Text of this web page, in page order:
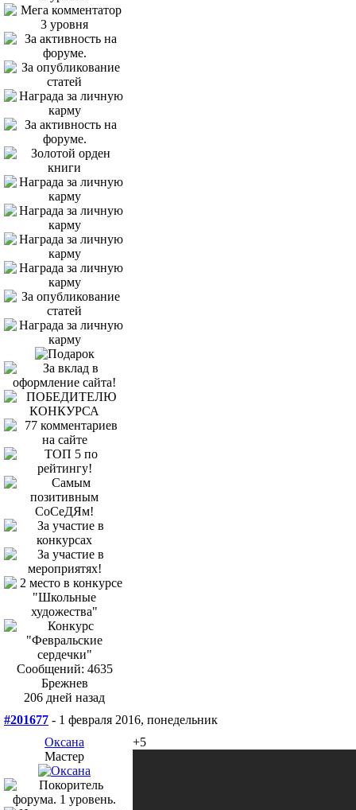
Сообщений: 4635
Брежнев
206 дней назад
#201677 - 1 февраля 2016, понедельник
Оксана
Мастер
+5